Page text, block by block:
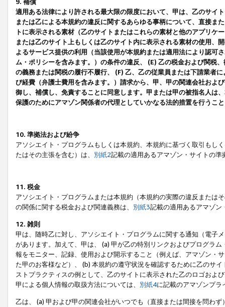
9. 補償
適用ある法律により許される最大限の限度において、甲は、乙のサイ
または乙による本規約の違反に関するあらゆる事柄について、直接ま
トに表示される素材（乙のサイトまたはこれらの素材と他のアプリ
または乙のサイト上もしくは乙のサイト内に表示される素材の使用、
よるサービス提供の利用（当該使用が本規約または適用法により認可
ム・ポリシーを含みます。）の条件の違反、 (E) 乙の税金および関税
の義務または関税の履行不履行、 (F) 乙、乙の従業員または下請業者
び経費（弁護士費用を含みます。）請求から、甲、甲の関連会社およ
御し、補償し、免責することに同意します。甲または甲の被指名人は
保護のためにアマゾン関係者の代理としていかなる法的措置を行うこ
10. 準拠法および紛争
アソシエイト・プログラムもしくは本規約、本規約に基づく取引もし
たはその主張を含む）は、 別紙2記載の適用あるアマゾン・サイトの
11. 税金
アソシエイト・プログラムまたは本規約（本規約の実際の違反または
の関係に関する税金および関連義務は、 別紙3記載の適用あるアマゾン
12. 雑則
甲は、随時乙に対し、アソシエイト・プログラムに関する通知（電子
があります。加えて、甲は、 (a) 甲が乙の特別リンクおよびプログラ
報をモニター、記録、使用および開示すること（例えば、アマゾン・
た甲のお客様など）、 (b) 本規約の遵守状況を確認するために乙のサ
ストプラクティスの例として、乙のサイトに表示された乙のロゴおよ
甲による個人情報の取扱方法については、 別紙4に記載のアマゾンプ
乙は、 (a) 甲および甲の関連会社がいつでも（直接または間接を問わ